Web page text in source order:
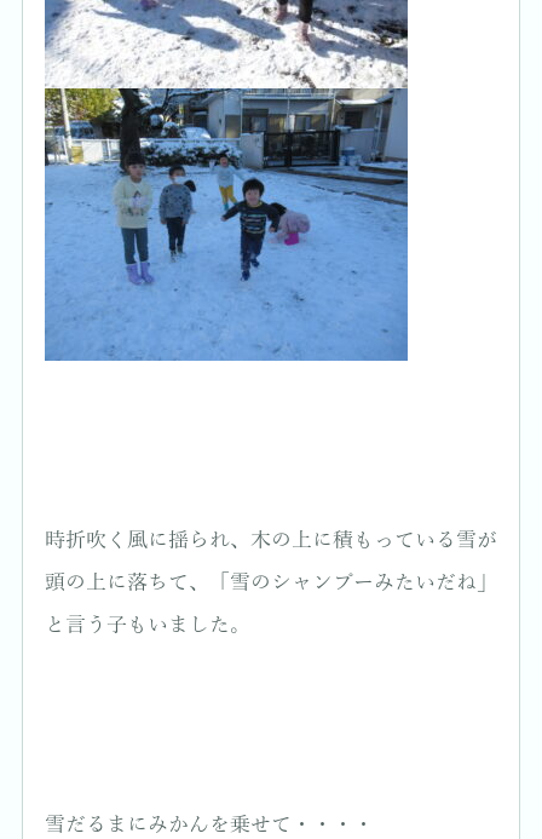
時折吹く風に揺られ、木の上に積もっている雪が
頭の上に落ちて、「雪のシャンプーみたいだね」
と言う子もいました。
雪だるまにみかんを乗せて・・・・